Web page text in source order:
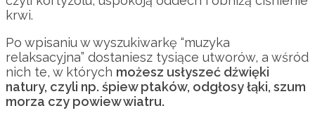
krwi.
Po wpisaniu w wyszukiwarkę “muzyka
relaksacyjna” dostaniesz tysiące utworów, a wśród
nich te, w których możesz usłyszeć dźwięki
natury, czyli np. śpiew ptaków, odgłosy łąki, szum
morza czy powiew wiatru.